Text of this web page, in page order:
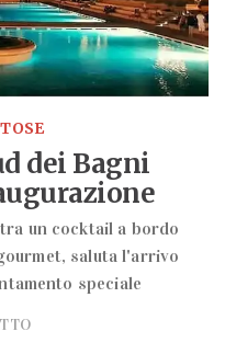
dei Bagni
un cocktail a bordo
saluta l'arrivo
speciale